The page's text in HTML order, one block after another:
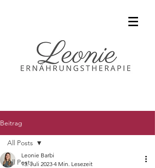
Beitrag
All Posts
All Posts
Leonie Barbi
13. Juli 2023 4 Min. Lesezeit